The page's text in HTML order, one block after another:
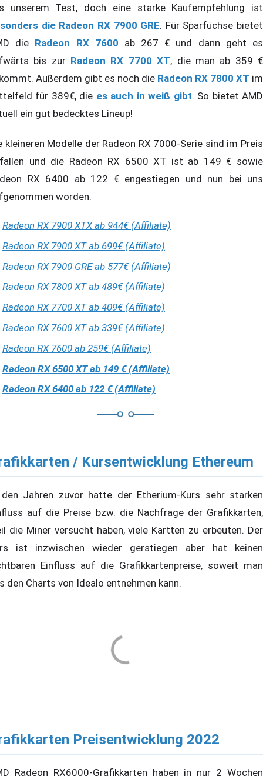
unserem Test, doch eine starke Kaufempfehlung ist
die Radeon RX 7900 GRE. Für Sparfüchse bietet
die Radeon RX 7600 ab 267 € und dann geht es
bis zur Radeon RX 7700 XT, die man ab 359 €
Außerdem gibt es noch die Radeon RX 7800 XT im
für 389€, die es auch in weiß gibt. So bietet AMD
ein gut bedecktes Lineup!
kleineren Modelle der Radeon RX 7000-Serie sind im Preis
und die Radeon RX 6500 XT ist ab 149 € sowie
RX 6400 ab 122 € engestiegen und nun bei uns
worden.
Radeon RX 7900 XTX ab 944€ (Affiliate)
Radeon RX 7900 XT ab 699€ (Affiliate)
Radeon RX 7900 GRE ab 577€ (Affiliate)
Radeon RX 7800 XT ab 489€ (Affiliate)
Radeon RX 7700 XT ab 409€ (Affiliate)
Radeon RX 7600 XT ab 339€ (Affiliate)
Radeon RX 7600 ab 259€ (Affiliate)
Radeon RX 6500 XT ab 149 € (Affiliate)
Radeon RX 6400 ab 122 € (Affiliate)
/ Kursentwicklung Ethereum
Jahren zuvor hatte der Etherium-Kurs sehr starken
auf die Preise bzw. die Nachfrage der Grafikkarten,
die Miner versucht haben, viele Kartten zu erbeuten. Der
ist inzwischen wieder gerstiegen aber hat keinen
Einfluss auf die Grafikkartenpreise, soweit man
den Charts von Idealo entnehmen kann.
Preisentwicklung 2022
Radeon RX6000-Grafikkarten haben in nur 2 Wochen